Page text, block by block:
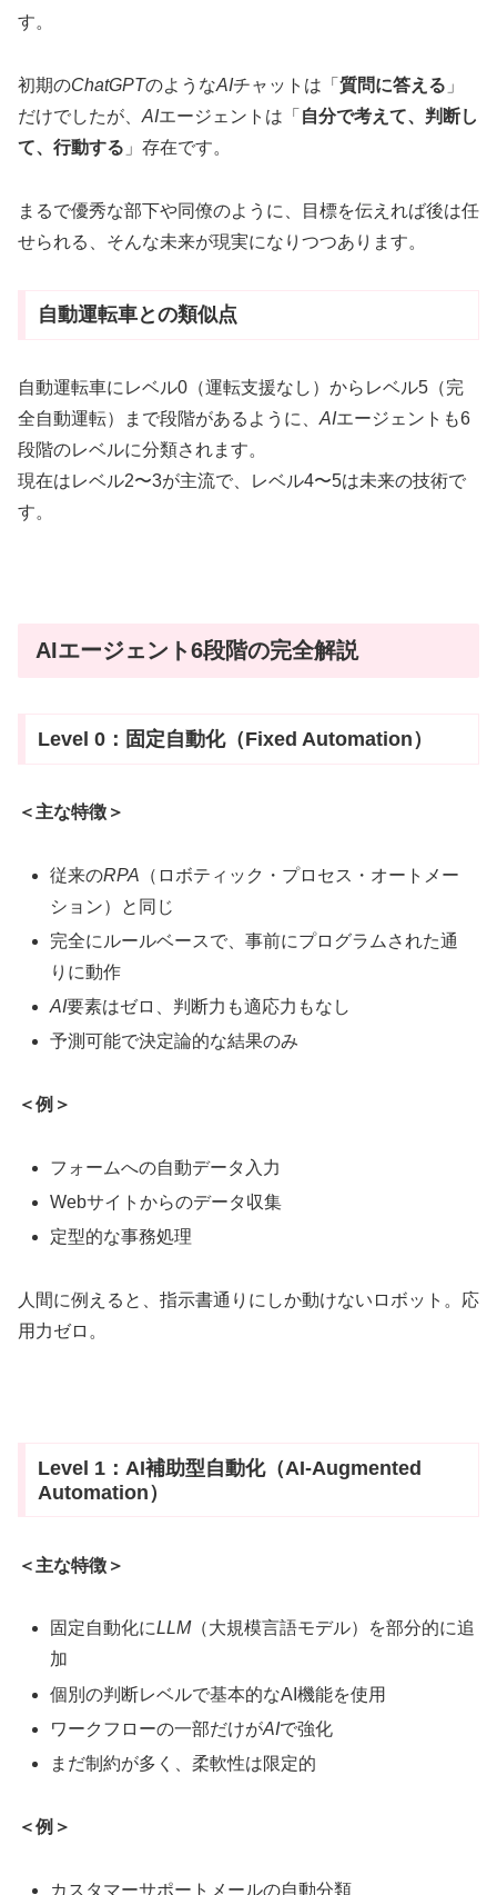
す。
初期のChatGPTのようなAIチャットは「 質問に答える 」
だけでしたが、 AIエージェントは「 自分で考えて、判断し
て、行動する 」存在です。
まるで優秀な部下や同僚のように、目標を伝えれば後は任
せられる、そんな未来が現実になりつつあります。
自動運転車との類似点
自動運転車にレベル0（運転支援なし）からレベル5（完
全自動運転）まで段階があるように、 AIエージェントも6
段階のレベルに分類されます。
現在はレベル2〜3が主流で、レベル4〜5は未来の技術で
す。
AIエージェント6段階の完全解説
Level 0：固定自動化（Fixed Automation）
＜主な特徴＞
従来のRPA （ロボティック・プロセス・オートメー
ション）と同じ
完全にルールベースで、事前にプログラムされた通
りに動作
AI要素はゼロ、判断力も適応力もなし
予測可能で決定論的な結果のみ
＜例＞
フォームへの自動データ入力
Webサイトからのデータ収集
定型的な事務処理
人間に例えると、指示書通りにしか動けないロボット。応
用力ゼロ。
Level 1：AI補助型自動化（AI-Augmented
Automation）
＜主な特徴＞
固定自動化にLLM（大規模言語モデル）を部分的に追
加
個別の判断レベルで基本的なAI機能を使用
ワークフローの一部だけがAIで強化
まだ制約が多く、柔軟性は限定的
＜例＞
カスタマーサポートメールの自動分類